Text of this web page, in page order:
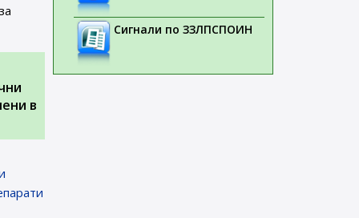
в
Сигнали по ЗЗЛПСПОИН